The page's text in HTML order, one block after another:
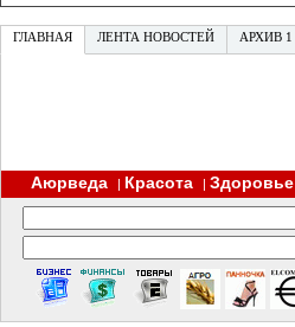
ГЛАВНАЯ ЛЕНТА НОВОСТЕЙ АРХИВ 1
Аюрведа | Красота | Здоровье